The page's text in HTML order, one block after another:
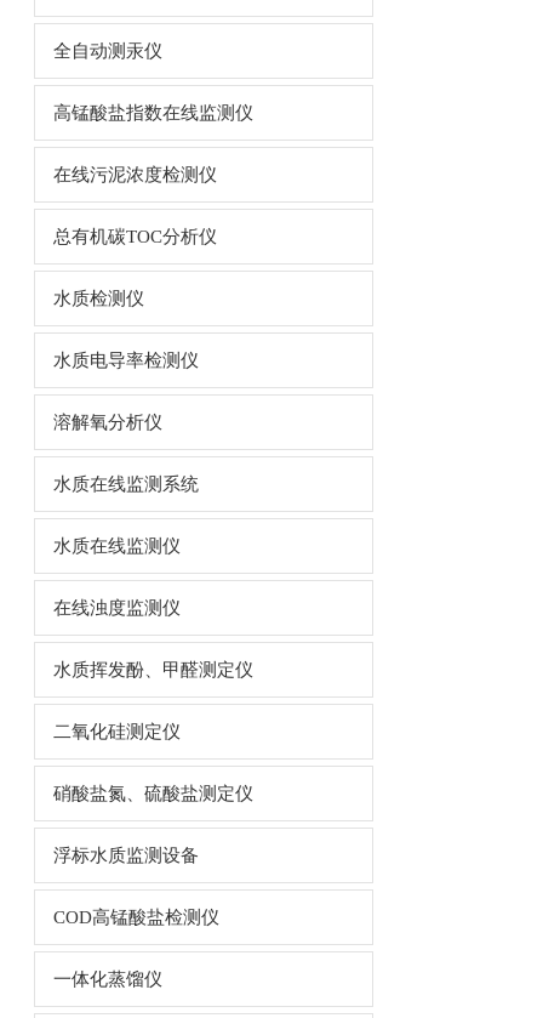
全自动测汞仪
高锰酸盐指数在线监测仪
在线污泥浓度检测仪
总有机碳TOC分析仪
水质检测仪
水质电导率检测仪
溶解氧分析仪
水质在线监测系统
水质在线监测仪
在线浊度监测仪
水质挥发酚、甲醛测定仪
二氧化硅测定仪
硝酸盐氮、硫酸盐测定仪
浮标水质监测设备
COD高锰酸盐检测仪
一体化蒸馏仪